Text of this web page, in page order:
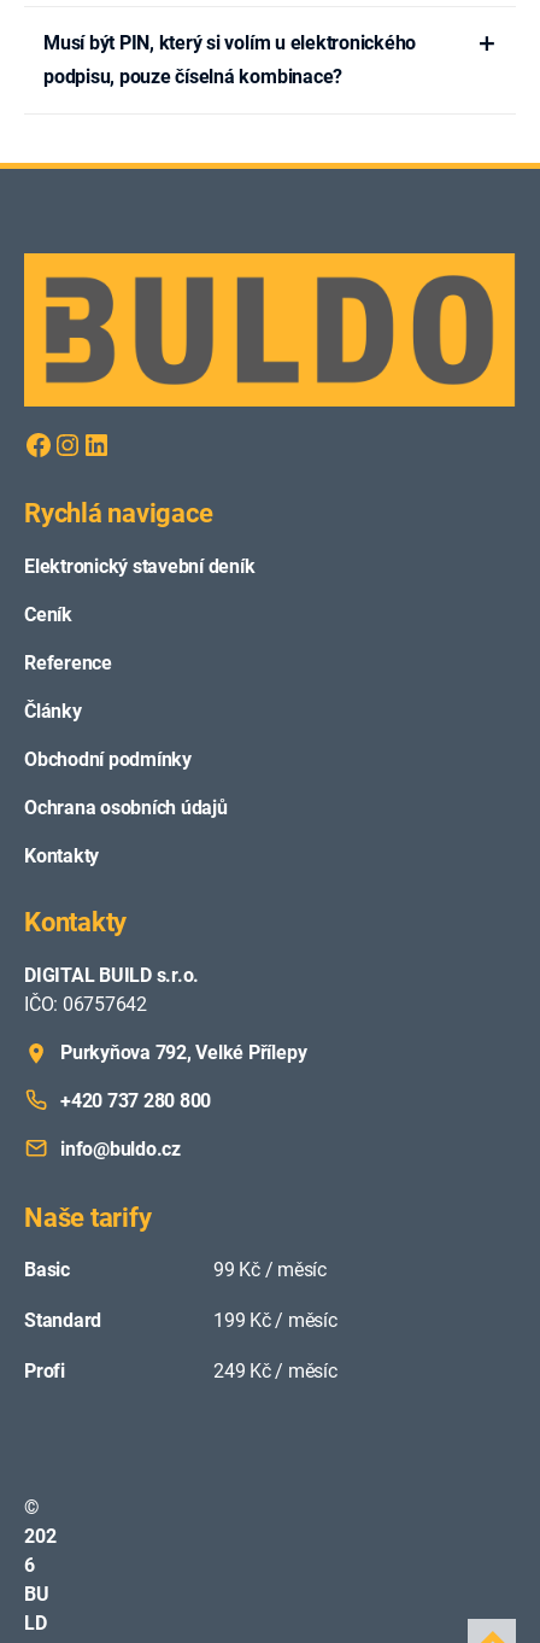
Musí být PIN, který si volím u elektronického
podpisu, pouze číselná kombinace?
Facebook
Instagram
LinkedIn
Rychlá navigace
Elektronický stavební deník
Ceník
Reference
Články
Obchodní podmínky
Ochrana osobních údajů
Kontakty
Kontakty
DIGITAL BUILD s.r.o.
IČO: 06757642
Purkyňova 792, Velké Přílepy
+420 737 280 800
info@buldo.cz
Naše tarify
Basic 99 Kč / měsíc
Standard 199 Kč / měsíc
Profi 249 Kč / měsíc
©
202
6
BU
LD